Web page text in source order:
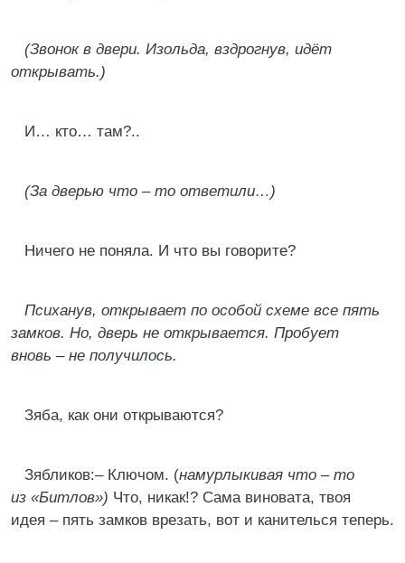
(Звонок в двери. Изольда, вздрогнув, идёт
открывать.)
И… кто… там?..
(За дверью что – то ответили…)
Ничего не поняла. И что вы говорите?
Психанув, открывает по особой схеме все пять
замков. Но, дверь не открывается. Пробует
вновь – не получилось.
Зяба, как они открываются?
Зябликов:– Ключом. (намурлыкивая что – то
из «Битлов») Что, никак!? Сама виновата, твоя
идея – пять замков врезать, вот и канителься теперь.